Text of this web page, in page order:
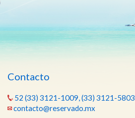
Contacto
52 (33) 3121-1009, (33) 3121-5803
contacto@reservado.mx